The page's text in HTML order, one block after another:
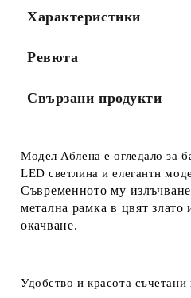
Характеристики
Ревюта
Свързани продукти
Модел Аблена е огледало за
LED светлина и елегантн
Съвременното му
метална рамка в цвят злато
окачване.
Удобство и красота съчетани